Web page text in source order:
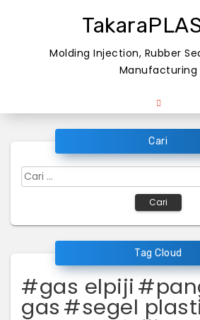
Molding Injection, Rubber
Manufacturing
Cari
Cari
untuk:
Tag Cloud
#gas elpiji
gas#segel